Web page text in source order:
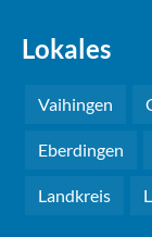
Lokales
Vaihingen
Eberdingen
Landkreis